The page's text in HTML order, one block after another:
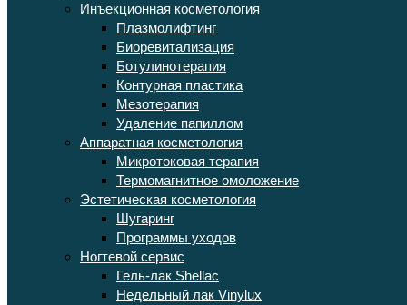
Инъекционная косметология
Плазмолифтинг
Биоревитализация
Ботулинотерапия
Контурная пластика
Мезотерапия
Удаление папиллом
Аппаратная косметология
Микротоковая терапия
Термомагнитное омоложение
Эстетическая косметология
Шугаринг
Программы уходов
Ногтевой сервис
Гель-лак Shellac
Недельный лак Vinylux